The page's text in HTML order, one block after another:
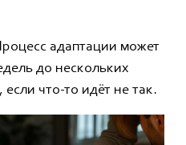
адаптации может
до нескольких
что-то идёт не так.